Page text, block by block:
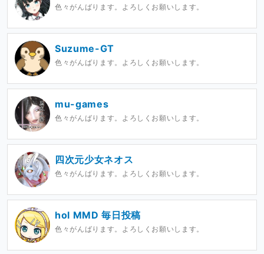
色々がんばります。よろしくお願いします。
Suzume-GT
色々がんばります。よろしくお願いします。
mu-games
色々がんばります。よろしくお願いします。
四次元少女ネオス
色々がんばります。よろしくお願いします。
hol MMD 毎日投稿
色々がんばります。よろしくお願いします。